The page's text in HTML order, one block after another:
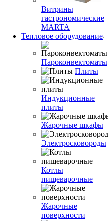
Витрины
гастрономические
MARTA
Тепловое оборудование
Пароконвектоматы
Плиты
Индукционные
плиты
Жарочные шкафы
Электросковороды
Котлы
пищеварочные
Жарочные
поверхности